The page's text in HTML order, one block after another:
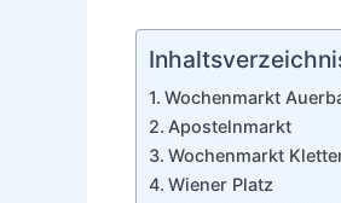
Wochenmarkt
Apostelnmarkt
Wochenmarkt
Wiener Platz